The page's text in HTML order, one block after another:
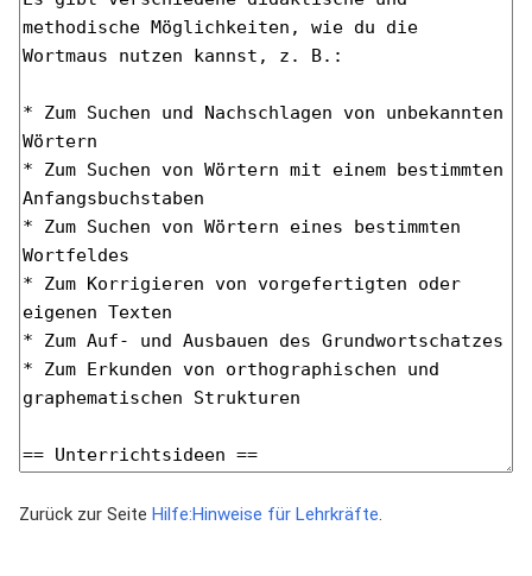
Zurück zur Seite Hilfe:Hinweise für Lehrkräfte.